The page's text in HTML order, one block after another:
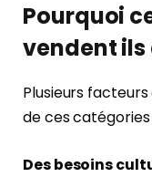
Pourquoi
vendent
Plusieurs
de ces
Des besoins